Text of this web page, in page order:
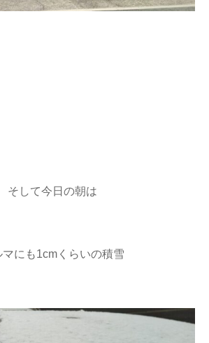
そして今日の朝は
マにも1cmくらいの積雪